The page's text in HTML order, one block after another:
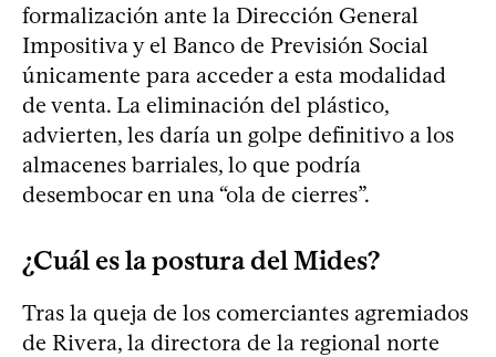
formalización ante la Dirección General
Impositiva y el Banco de Previsión Social
únicamente para acceder a esta modalidad
de venta. La eliminación del plástico,
advierten, les daría un golpe definitivo a los
almacenes barriales, lo que podría
desembocar en una “ola de cierres”.
¿Cuál es la postura del Mides?
Tras la queja de los comerciantes agremiados
de Rivera, la directora de la regional norte